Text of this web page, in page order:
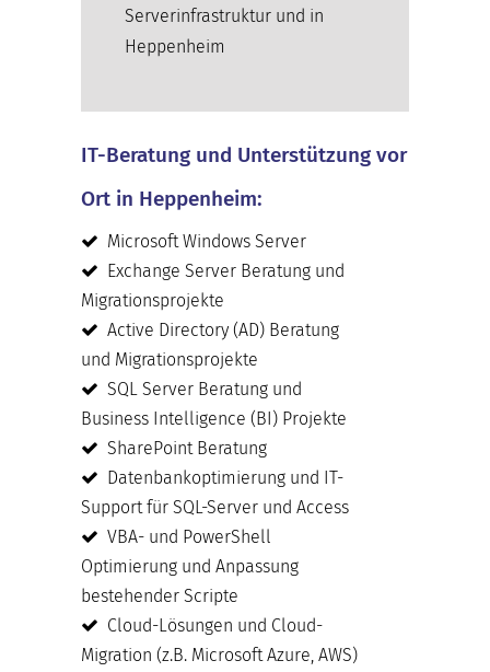
Serverinfrastruktur und in
Heppenheim
IT-Beratung und Unterstützung vor
Ort in Heppenheim:
Microsoft Windows Server
Exchange Server Beratung und
Migrationsprojekte
Active Directory (AD) Beratung
und Migrationsprojekte
SQL Server Beratung und
Business Intelligence (BI) Projekte
SharePoint Beratung
Datenbankoptimierung und IT-
Support für SQL-Server und Access
VBA- und PowerShell
Optimierung und Anpassung
bestehender Scripte
Cloud-Lösungen und Cloud-
Migration (z.B. Microsoft Azure, AWS)